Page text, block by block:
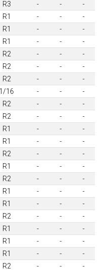
R3 - -
-
R1 - -
-
R1 - -
-
R1 - -
-
R2 - -
-
R2 - -
-
R2 - -
-
1/16 - -
-
R2 - -
-
R2 - -
-
R1 - -
-
R1 - -
-
R2 - -
-
R1 - -
-
R2 - -
-
R1 - -
-
R1 - -
-
R2 - -
-
R1 - -
-
R1 - -
-
R1 - -
-
R2 - -
-